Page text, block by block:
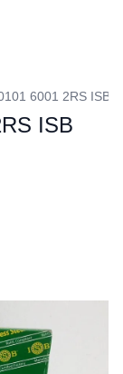
6001 2RS ISB
ISB